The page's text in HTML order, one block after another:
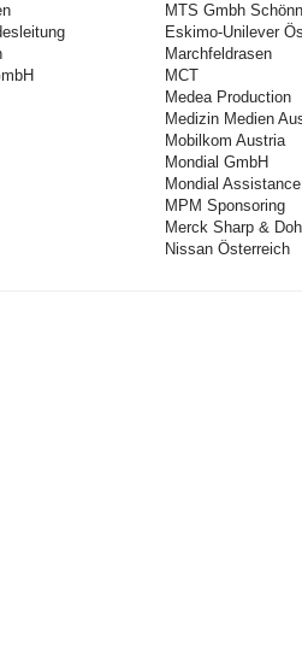
MTS Gmbh
Eskimo-Unilever
Marchfeldrasen
MCT
Medea Production
Medizin Medien
Mobilkom Austria
Mondial GmbH
Mondial
MPM Sponsoring
Merck Sharp &
Nissan Österreich